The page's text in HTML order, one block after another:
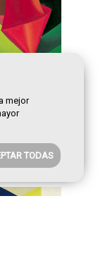
mejor
TODAS